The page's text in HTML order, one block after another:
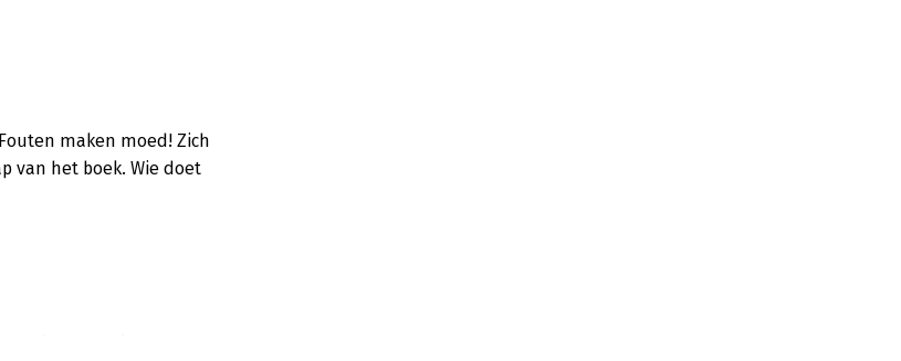
maken moed! Zich
van het boek. Wie doet